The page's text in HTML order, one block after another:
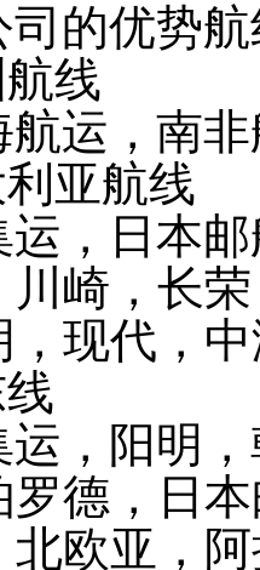
的优势航
线
运，南非
亚航线
日本邮
川崎，长
，现代，
阳明，
罗德，日
北欧亚，